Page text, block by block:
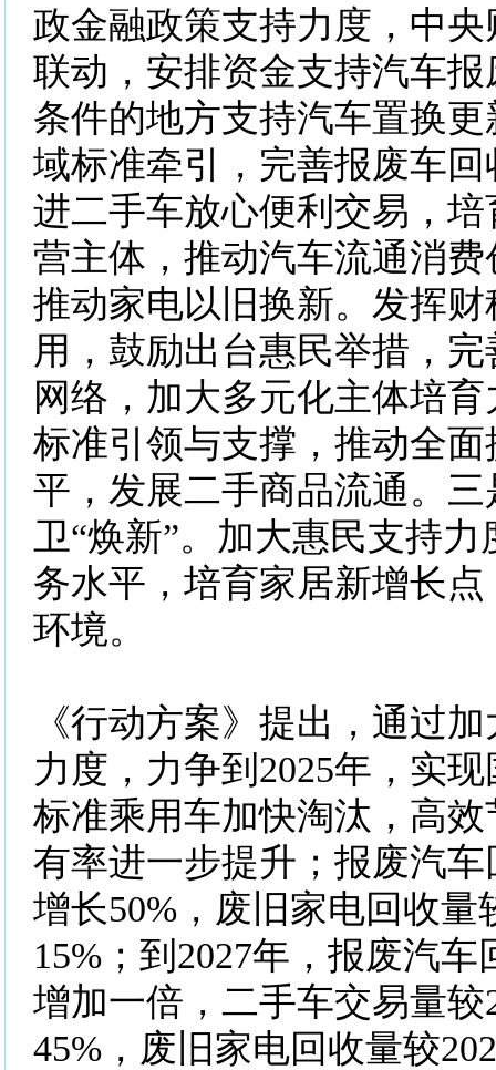
政金融政策支持力度，中
联动，安排资金支持汽车
条件的地方支持汽车置换
域标准牵引，完善报废车
进二手车放心便利交易，
营主体，推动汽车流通消
推动家电以旧换新。发挥
用，鼓励出台惠民举措，
网络，加大多元化主体培
标准引领与支撑，推动全
平，发展二手商品流通。
卫“焕新”。加大惠民支持
务水平，培育家居新增长
环境。
《行动方案》提出，通过
力度，力争到2025年，实
标准乘用车加快淘汰，高
有率进一步提升；报废汽车
增长50%，废旧家电回收量
15%；到2027年，报废汽车
增加一倍，二手车交易量较
45%，废旧家电回收量较